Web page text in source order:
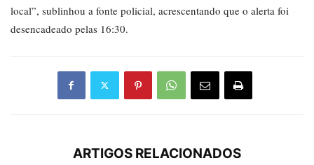
local”, sublinhou a fonte policial, acrescentando que o alerta foi
desencadeado pelas 16:30.
ARTIGOS RELACIONADOS